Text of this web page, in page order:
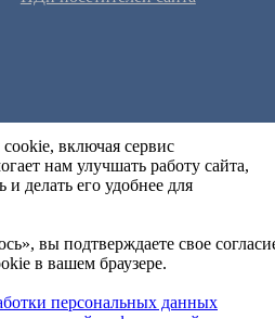
включая сервис
нам улучшать работу сайта,
и делать его удобнее для
вы подтверждаете свое
в вашем браузере.
персональных данных